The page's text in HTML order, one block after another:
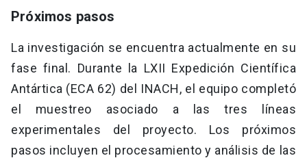
Próximos pasos
La investigación se encuentra actualmente en su
fase final. Durante la LXII Expedición Científica
Antártica (ECA 62) del INACH, el equipo completó
el muestreo asociado a las tres líneas
experimentales del proyecto. Los próximos
pasos incluyen el procesamiento y análisis de las